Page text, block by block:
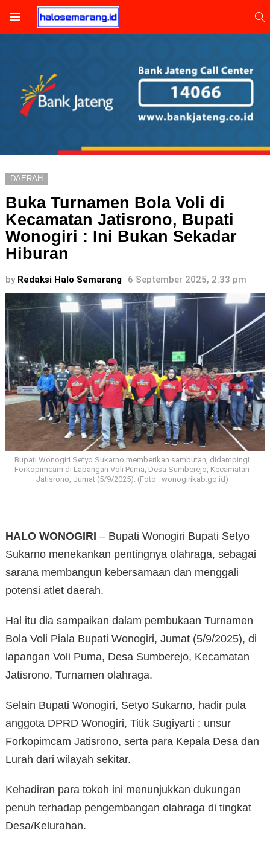
DAERAH
Buka Turnamen Bola Voli di
Kecamatan Jatisrono, Bupati
Wonogiri : Ini Bukan Sekadar
Hiburan
by Redaksi Halo Semarang 6 September 2025, 2:33 pm
Bupati Wonogiri Setyo Sukarno memberikan sambutan, didampingi
Forkopimcam di Lapangan Voli Puma, Desa Sumberejo, Kecamatan
Jatisrono, Jumat (5/9/2025). (Foto : wonogirikab.go.id)
HALO WONOGIRI – Bupati Wonogiri Bupati Setyo
Sukarno menekankan pentingnya olahraga, sebagai
sarana membangun kebersamaan dan menggali
potensi atlet daerah.
Hal itu dia sampaikan dalam pembukaan Turnamen
Bola Voli Piala Bupati Wonogiri, Jumat (5/9/2025), di
lapangan Voli Puma, Desa Sumberejo, Kecamatan
Jatisrono, Turnamen olahraga.
Selain Bupati Wonogiri, Setyo Sukarno, hadir pula
anggota DPRD Wonogiri, Titik Sugiyarti ; unsur
Forkopimcam Jatisrono, serta para Kepala Desa dan
Lurah dari wilayah sekitar.
Kehadiran para tokoh ini menunjukkan dukungan
penuh terhadap pengembangan olahraga di tingkat
Desa/Kelurahan.